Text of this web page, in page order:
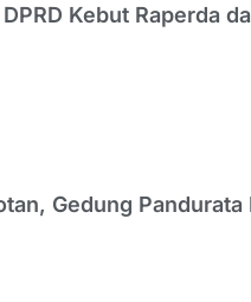
Kebut Raperda
Gedung Pandurata